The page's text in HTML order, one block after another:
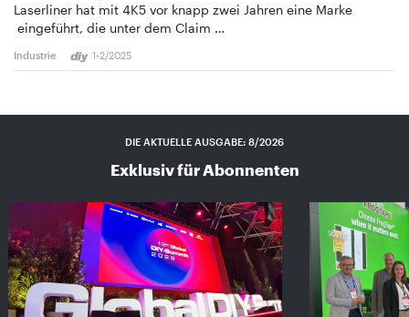
Laserliner hat mit 4K5 vor knapp zwei Jahren eine Marke
eingeführt, die unter dem Claim …
Industrie 1-2/2025
DIE AKTUELLE AUSGABE: 8/2026
Exklusiv für Abonnenten